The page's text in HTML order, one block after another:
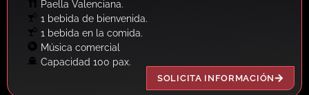
Paella Valenciana.
1 bebida de bienvenida.
1 bebida en la comida.
Música comercial
Capacidad 100 pax.
SOLICITA INFORMACIÓN